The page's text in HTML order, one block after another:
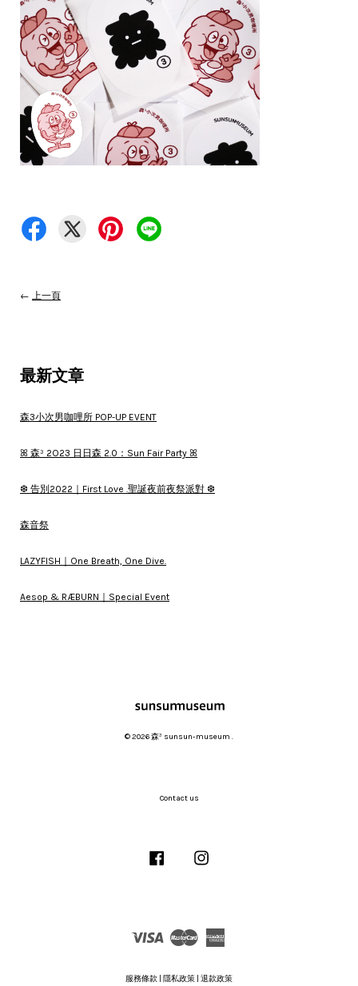
← 上一頁
最新文章
森3小次男咖哩所 POP-UP EVENT
ꕤ 森³ 2O23 日日森 2.0：Sun Fair Party ꕤ
❆ 告別2022｜First Love .聖誕夜前夜祭派對 ❆
森音祭
LAZYFISH｜One Breath, One Dive.
Aesop & RÆBURN｜Special Event
© 2026 森³ sunsun-museum .
Contact us
Facebook
Visa Master
服務條款 隱私政策 退款政策